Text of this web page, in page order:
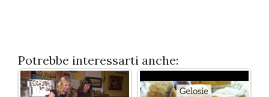
Potrebbe interessarti anche: